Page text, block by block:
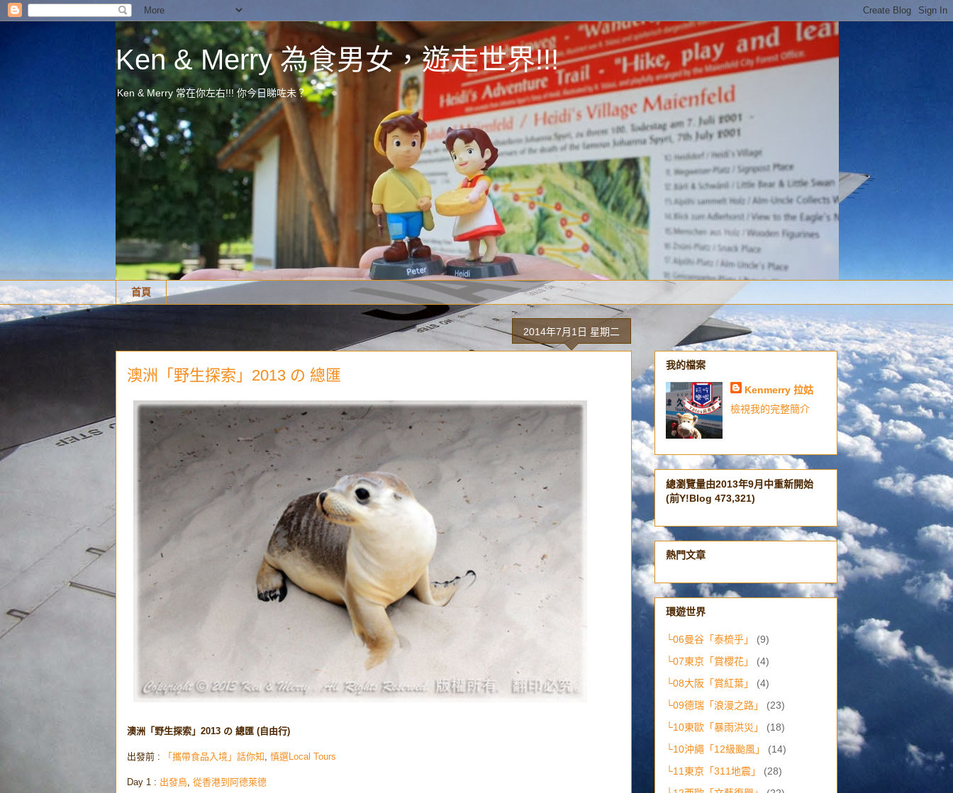
Ken & Merry 為食男女，遊走世界!!!
Ken & Merry 常在你左右!!! 你今日睇咗未？
首頁
2014年7月1日 星期二
澳洲「野生探索」2013 の 總匯
澳洲「野生探索」2013 の 總匯 (自由行)
出發前 : 「攜帶食品入境」話你知 慎選Local Tours
Day 1 : 出發鳥 從香港到阿德萊德
我的檔案
Kenmerry 拉姑
檢視我的完整簡介
總瀏覽量由2013年9月中重新開始
(前Y!Blog 473,321)
熱門文章
環遊世界
└06曼谷「泰梳乎」
(9)
└07東京「賞櫻花」
(4)
└08大阪「賞紅葉」
(4)
└09德瑞「浪漫之路」
(23)
└10東歐「暴雨洪災」
(18)
└10沖繩「12級颱風」
(14)
└11東京「311地震」
(28)